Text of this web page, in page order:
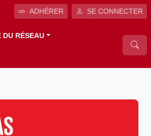
ADHÉRER SE CONNECTER
DU RÉSEAU